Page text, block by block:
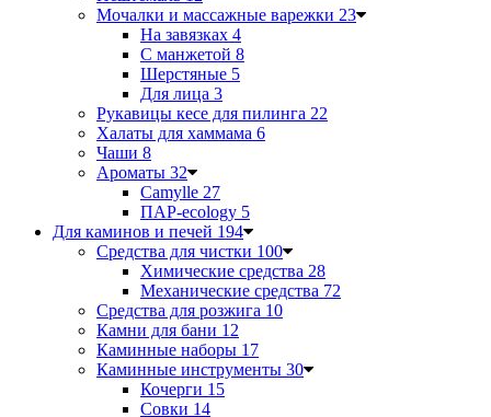
Мочалки и массажные варежки 23
На завязках 4
С манжетой 8
Шерстяные 5
Для лица 3
Рукавицы кесе для пилинга 22
Халаты для хаммама 6
Чаши 8
Ароматы 32
Camylle 27
ПАР-ecology 5
Для каминов и печей 194
Средства для чистки 100
Химические средства 28
Механические средства 72
Средства для розжига 10
Камни для бани 12
Каминные наборы 17
Каминные инструменты 30
Кочерги 15
Совки 14